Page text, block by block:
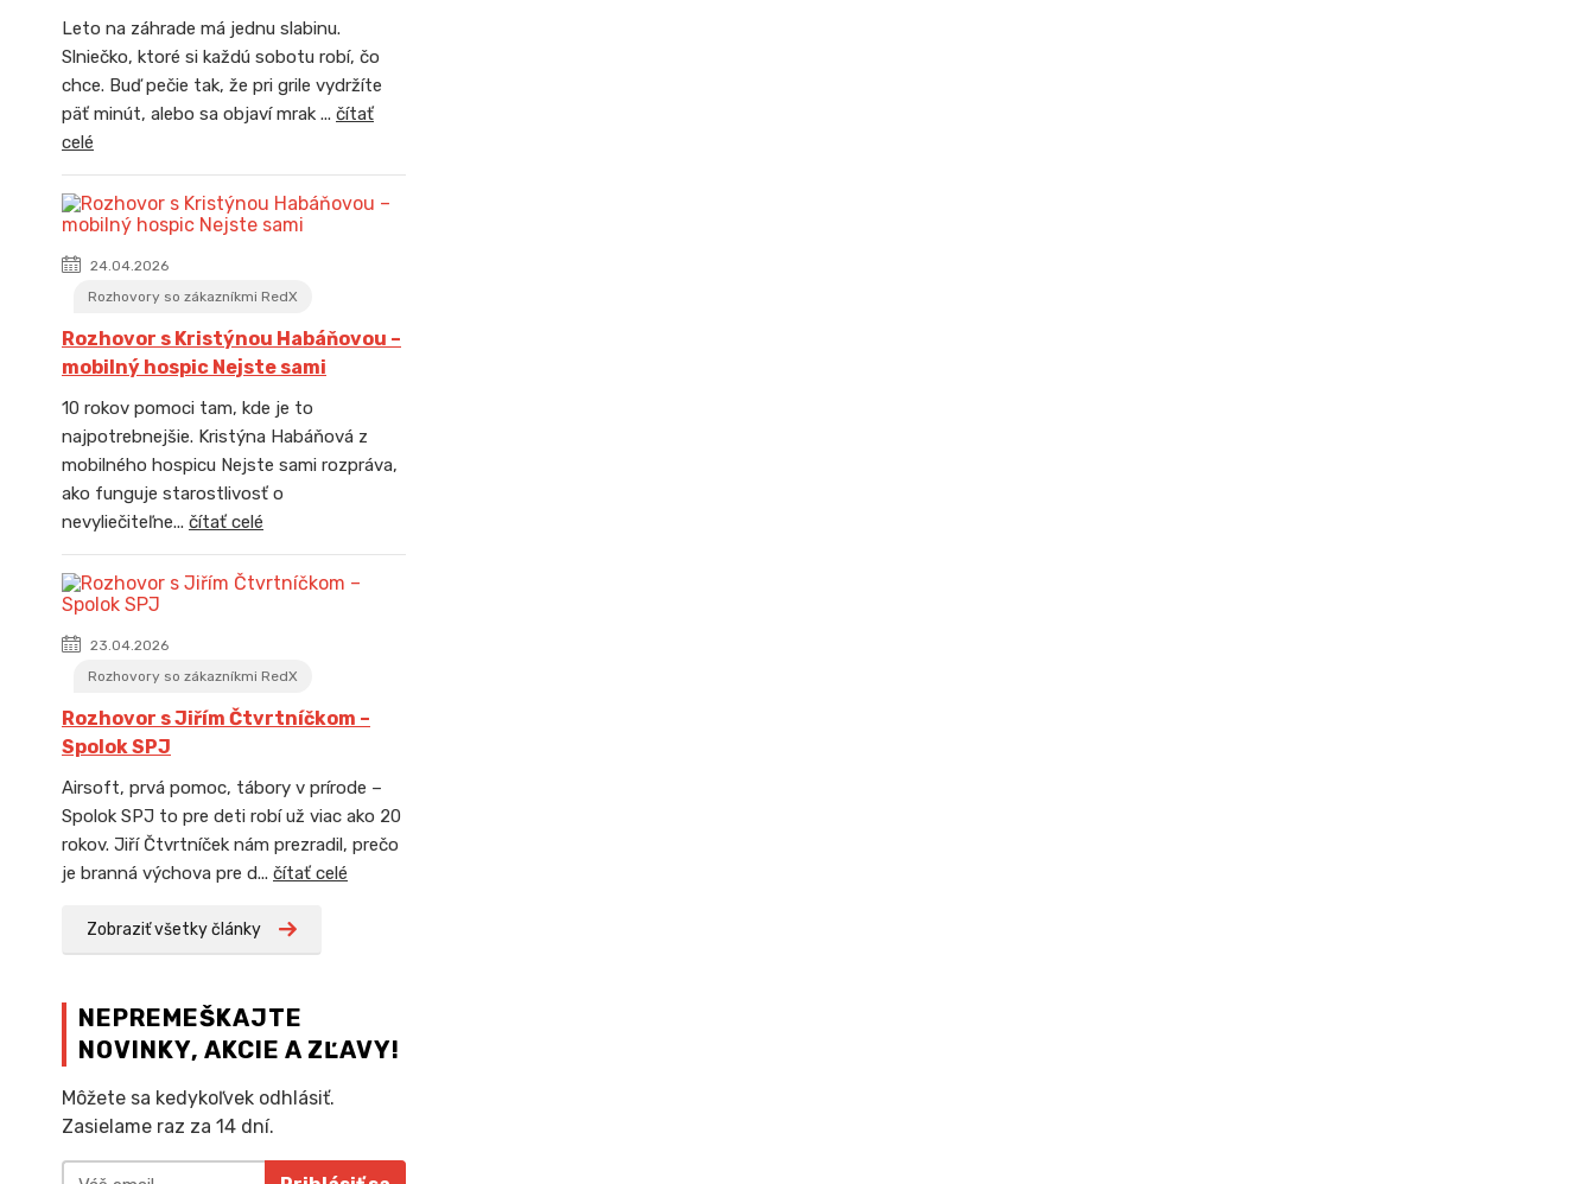
Leto na záhrade má jednu slabinu.
Slniečko, ktoré si každú sobotu robí, čo
chce. Buď pečie tak, že pri grile vydržíte
päť minút, alebo sa objaví mrak ... čítať
celé
24.04.2026
Rozhovory so zákazníkmi RedX
Rozhovor s Kristýnou Habáňovou –
mobilný hospic Nejste sami
10 rokov pomoci tam, kde je to
najpotrebnejšie. Kristýna Habáňová z
mobilného hospicu Nejste sami rozpráva,
ako funguje starostlivosť o
nevyliečiteľne... čítať celé
23.04.2026
Rozhovory so zákazníkmi RedX
Rozhovor s Jiřím Čtvrtníčkom –
Spolok SPJ
Airsoft, prvá pomoc, tábory v prírode –
Spolok SPJ to pre deti robí už viac ako 20
rokov. Jiří Čtvrtníček nám prezradil, prečo
je branná výchova pre d... čítať celé
Zobraziť všetky články
NEPREMEŠKAJTE
NOVINKY, AKCIE A ZĽAVY!
Môžete sa kedykoľvek odhlásiť.
Zasielame raz za 14 dní.